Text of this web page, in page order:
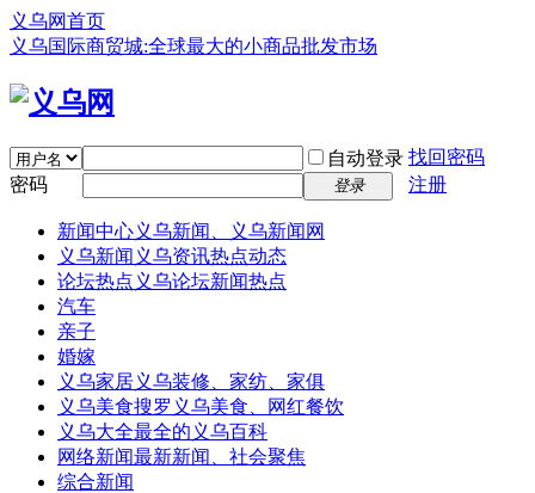
义乌网首页
义乌国际商贸城:全球最大的小商品批发市场
自动登录 找回密码
密码
登录 注册
新闻中心义乌新闻、义乌新闻网
义乌新闻 义乌资讯热点动态
论坛热点 义乌论坛新闻热点
汽车
亲子
婚嫁
义乌家居义乌装修、家纺、家俱
义乌美食搜罗义乌美食、网红餐饮
义乌大全最全的义乌百科
网络新闻最新新闻、社会聚焦
综合新闻